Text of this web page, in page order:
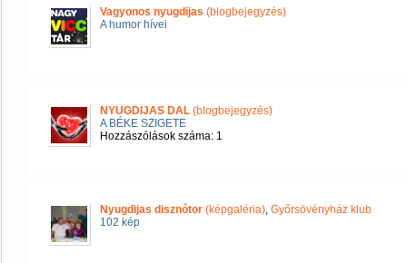
Vagyonos nyugdijas (blogbejegyzés)
A humor hívei
NYUGDIJAS DAL (blogbejegyzés)
A BÉKE SZIGETE
Hozzászólások száma: 1
Nyugdijas disznótor (képgaléria), Győrsövényház klub
102 kép